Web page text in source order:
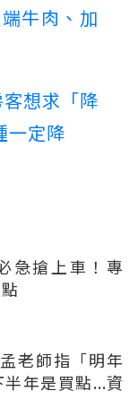
牛肉、加
想求「降
一定降
急搶上車！專
老師指「明年
年是買點...資